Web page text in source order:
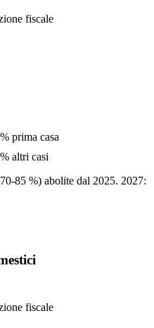
fiscale
prima casa
altri casi
85 %) abolite dal 2025. 2027:
fiscale